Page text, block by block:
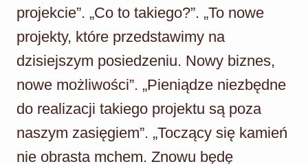
projekcie”. „Co to takiego?”. „To nowe
projekty, które przedstawimy na
dzisiejszym posiedzeniu. Nowy biznes,
nowe możliwości”. „Pieniądze niezbędne
do realizacji takiego projektu są poza
naszym zasięgiem”. „Toczący się kamień
nie obrasta mchem. Znowu będę